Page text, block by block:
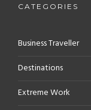
CATEGORIES
Business Traveller
Destinations
Extreme Work